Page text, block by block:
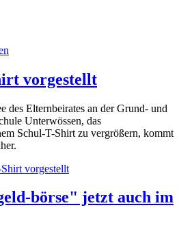
vorgestellt
des Elternbeirates an der Grund- und
Unterwössen, das
Schul-T-Shirt zu vergrößern, kommt
vorgestellt
börse" jetzt auch im